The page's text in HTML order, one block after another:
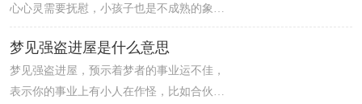
心心灵需要抚慰，小孩子也是不成熟的象
征，如果你目前正处于窘境，就应该回到原
点去想清楚，或者要从头细细思量，才能把
事情顺利解决。职员做梦梦到婴儿，意味着
财运走高，贵人运强，朋友会给你提供投资
梦见强盗进屋是什么意思
梦见强盗进屋，预示着梦者的事业运不佳，
表示你的事业上有小人在作怪，比如合伙人